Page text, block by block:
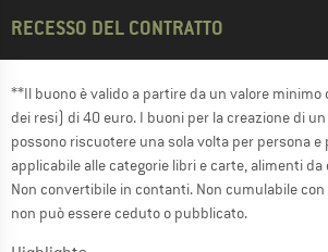
RECESSO DEL CONTRATTO
**Il buono è valido a partire da un valore
dei resi) di 40 euro. I buoni per la creazione di
possono riscuotere una sola volta per persona e
applicabile alle categorie libri e carte, alimenti
Non convertibile in contanti. Non cumulabile
non può essere ceduto o pubblicato.